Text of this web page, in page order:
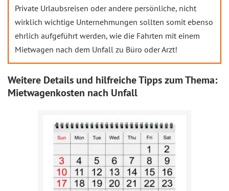
Private Urlaubsreisen oder andere persönliche, nicht
wirklich wichtige Unternehmungen sollten somit ebenso
ehrlich aufgeführt werden, wie die Fahrten mit einem
Mietwagen nach dem Unfall zu Büro oder Arzt!
Weitere Details und hilfreiche Tipps zum Thema:
Mietwagenkosten nach Unfall